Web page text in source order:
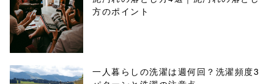
方のポイント
一人暮らしの洗濯は週何回？洗濯頻度3